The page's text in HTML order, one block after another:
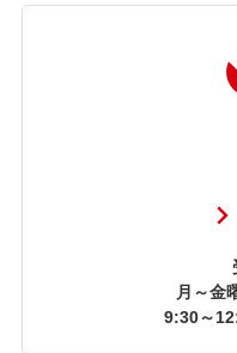
月～金
9:30～